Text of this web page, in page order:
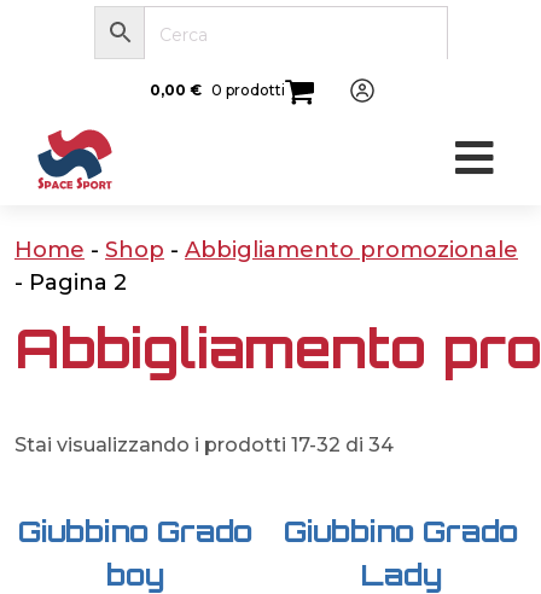
0,00 € 0 prodotti
Home - Shop - Abbigliamento promozionale
- Pagina 2
Abbigliamento
Stai visualizzando i prodotti 17-32 di 34
Giubbino Grado
boy
Giubbino Grado
Lady